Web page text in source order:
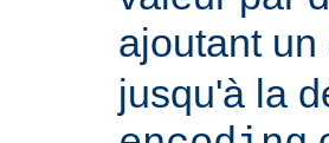
ajoutant un
jusqu'à la